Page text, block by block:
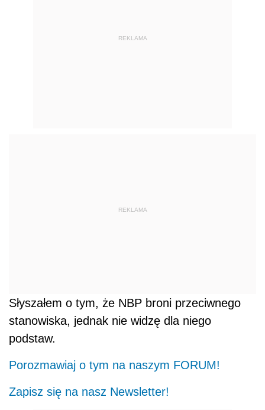
REKLAMA
REKLAMA
Słyszałem o tym, że NBP broni przeciwnego
stanowiska, jednak nie widzę dla niego
podstaw.
Porozmawiaj o tym na naszym FORUM!
Zapisz się na nasz Newsletter!